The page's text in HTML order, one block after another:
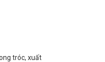
tróc, xuất